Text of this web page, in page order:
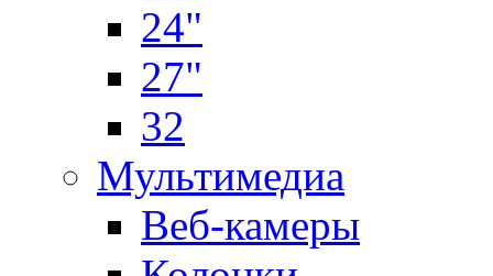
24"
27"
32
Мультимедиа
Веб-камеры